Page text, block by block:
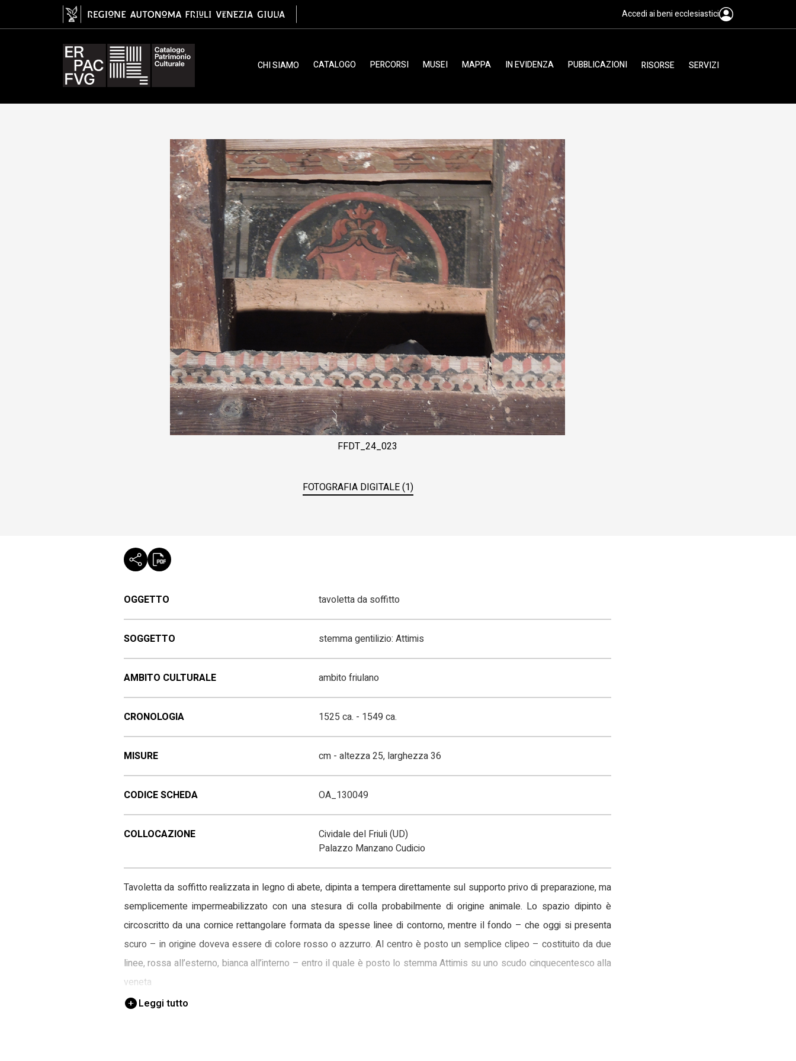
tavoletta da soffitto, ambito friulano, XVI Accedi ai beni ecclesiastici
CHI SIAMO CATALOGO PERCORSI MUSEI MAPPA IN EVIDENZA PUBBLICAZIONI RISORSE SERVIZI
FFDT_24_023
FOTOGRAFIA DIGITALE (1)
OGGETTO tavoletta da soffitto
SOGGETTO stemma gentilizio: Attimis
AMBITO CULTURALE ambito friulano
CRONOLOGIA 1525 ca. - 1549 ca.
MISURE cm - altezza 25, larghezza 36
CODICE SCHEDA OA_130049
COLLOCAZIONE
Cividale del Friuli (UD)
Palazzo Manzano Cudicio
Tavoletta da soffitto realizzata in legno di abete, dipinta a tempera direttamente sul supporto privo di preparazione, ma
semplicemente impermeabilizzato con una stesura di colla probabilmente di origine animale. Lo spazio dipinto è
circoscritto da una cornice rettangolare formata da spesse linee di contorno, mentre il fondo – che oggi si presenta
scuro – in origine doveva essere di colore rosso o azzurro. Al centro è posto un semplice clipeo – costituito da due
linee, rossa all’esterno, bianca all’interno – entro il quale è posto lo stemma Attimis su uno scudo cinquecentesco alla
veneta
Leggi tutto